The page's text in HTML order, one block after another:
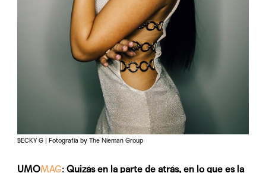
BECKY G | Fotografía by The Nieman Group
UMOMAG:Quizás en la parte de atrás, en lo que es la